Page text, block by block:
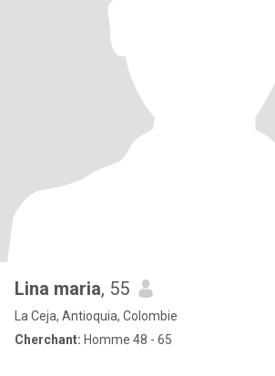
Lina maria, 55
La Ceja, Antioquia, Colombie
Cherchant: Homme 48 - 65